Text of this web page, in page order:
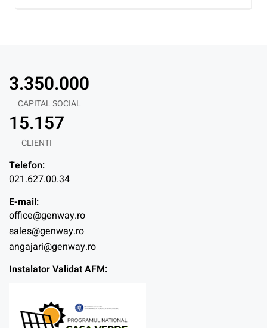
CAPITAL SOCIAL
3.350.000
CLIENTI
15.157
Telefon:
021.627.00.34
E-mail:
office@genway.ro
sales@genway.ro
angajari@genway.ro
Instalator Validat AFM: